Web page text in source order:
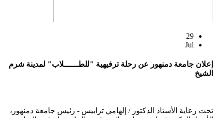
29
Jul
إعلان جامعة دمنهور عن رحلة ترفيهية "للطــــــلاب" لمدينة شرم
الشيخ
تحت رعاية الأستاذ الدكتور / إلهامي ترابيس - رئيس جامعة دمنهور،